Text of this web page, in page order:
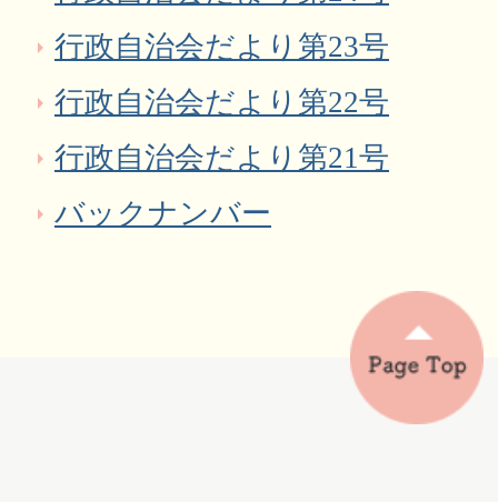
行政自治会だより第23号
行政自治会だより第22号
行政自治会だより第21号
バックナンバー